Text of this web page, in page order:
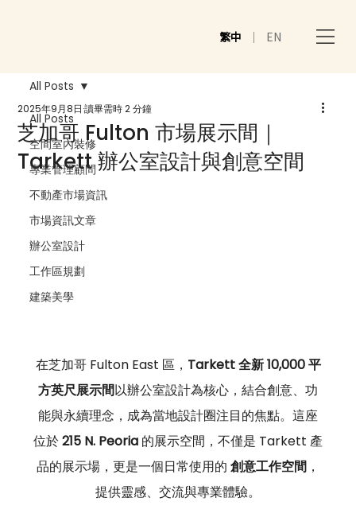
繁中 ｜ EN
All Posts
空間室內裝修
專業管理顧問
不動產市場資訊
市場資訊文章
辦公室設計
工作區規劃
建築美學
All Posts
芝加哥 Fulton 市場展示間｜
Tarkett 辦公室設計與創意空間
2025年9月8日 讀畢需時 2 分鐘
在芝加哥 Fulton East 區， Tarkett 全新 10,000 平
方英尺展示間以辦公室設計為核心，結合創意、功
能與永續理念，成為當地設計圈注目的焦點。這座
位於 215 N. Peoria 的展示空間，不僅是 Tarkett 產
品的展示場，更是一個日常使用的 創意工作空間 ，
提供靈感、交流與專業體驗。